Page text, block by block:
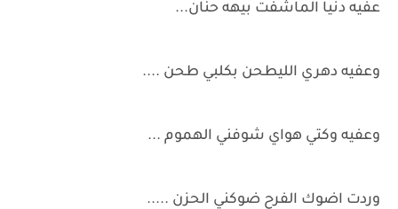
عفيه دنيا الماشفت بيهه حنان...
وعفيه دهري الليطحن بكلبي طحن ....
وعفيه وكتي هواي شوفني الهموم ...
وردت اضوك الفرح ضوكني الحزن .....